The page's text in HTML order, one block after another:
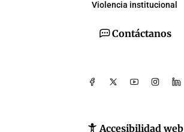
Contáctanos
Accesibilidad web
Violencia institucional